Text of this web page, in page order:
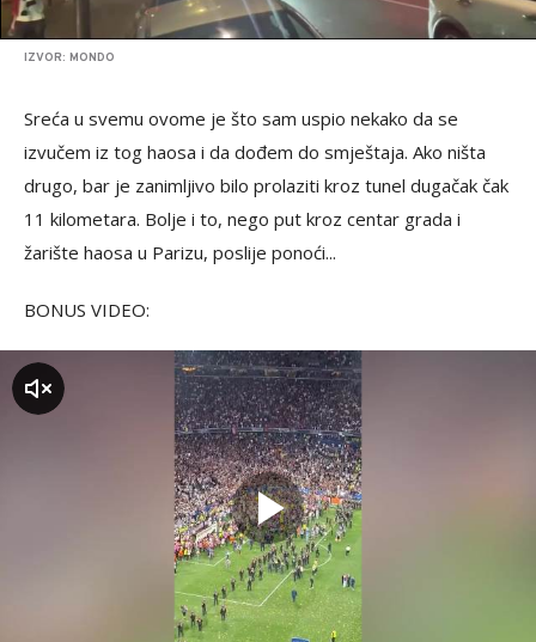
IZVOR: MONDO
Sreća u svemu ovome je što sam uspio nekako da se
izvučem iz tog haosa i da dođem do smještaja. Ako ništa
drugo, bar je zanimljivo bilo prolaziti kroz tunel dugačak čak
11 kilometara. Bolje i to, nego put kroz centar grada i
žarište haosa u Parizu, poslije ponoći...
BONUS VIDEO: